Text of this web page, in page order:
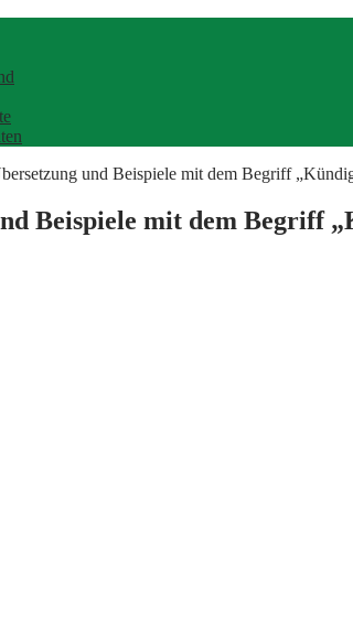
und Beispiele mit dem Begriff
Beispiele mit dem Begriff